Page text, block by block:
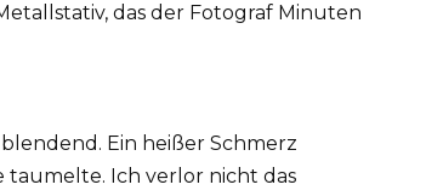
das der Fotograf Minuten
Ein heißer Schmerz
taumelte. Ich verlor nicht das